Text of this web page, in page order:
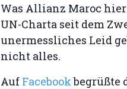
Was Allianz Maroc
UN-Charta seit dem
unermessliches Leid
nicht alles.
Auf Facebookbegrüßte